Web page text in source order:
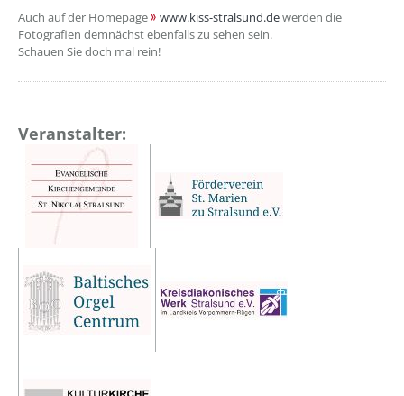
Auch auf der Homepage
www.kiss-stralsund.dewerden die
Fotografien demnächst ebenfalls zu sehen sein.
Schauen Sie doch mal rein!
Veranstalter: